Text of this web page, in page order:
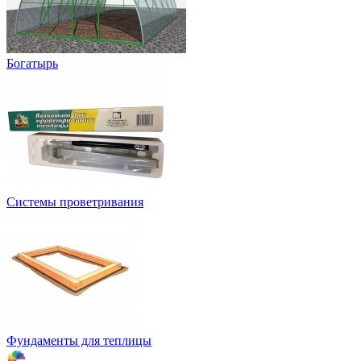
Богатырь
Системы проветривания
Фундаменты для теплицы